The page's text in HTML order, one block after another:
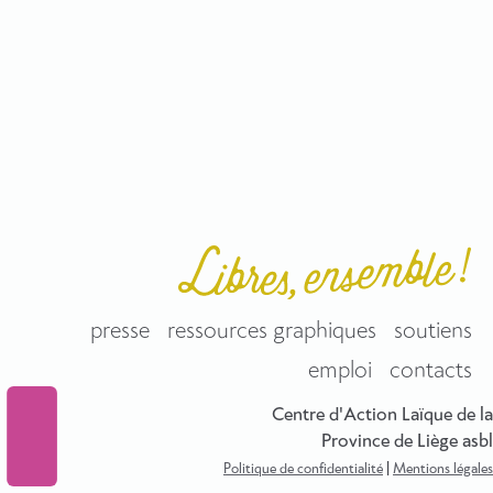
presse ressources graphiques
soutiens
emploi
contacts
Centre d'Action Laïque de la
Province de Liège asbl
Politique de confidentialité Mentions légales